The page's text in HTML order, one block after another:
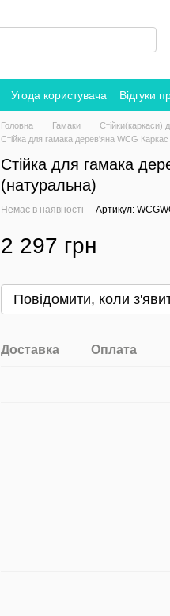
Угода користувача Відгуки
Головна Гамаки
Стійки(каркаси)
Стійка для гамака дерев'яна WCG
Стійка для гамака
(натуральна)
Немає в наявності Артикул:
2 297 грн
Повідомити, коли
Доставка Оплата